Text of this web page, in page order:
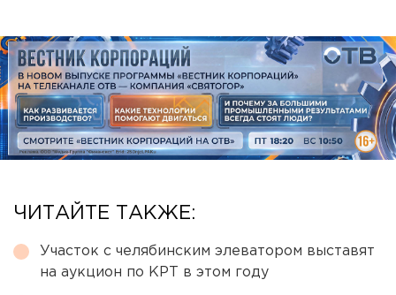
ЧИТАЙТЕ ТАКЖЕ:
Участок с челябинским элеватором выставят
на аукцион по КРТ в этом году